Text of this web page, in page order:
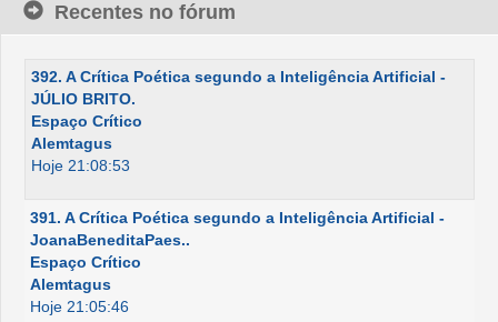
Recentes no fórum
392. A Crítica Poética segundo a Inteligência Artificial -
JÚLIO BRITO.
Espaço Crítico
Alemtagus
Hoje 21:08:53
391. A Crítica Poética segundo a Inteligência Artificial -
JoanaBeneditaPaes..
Espaço Crítico
Alemtagus
Hoje 21:05:46